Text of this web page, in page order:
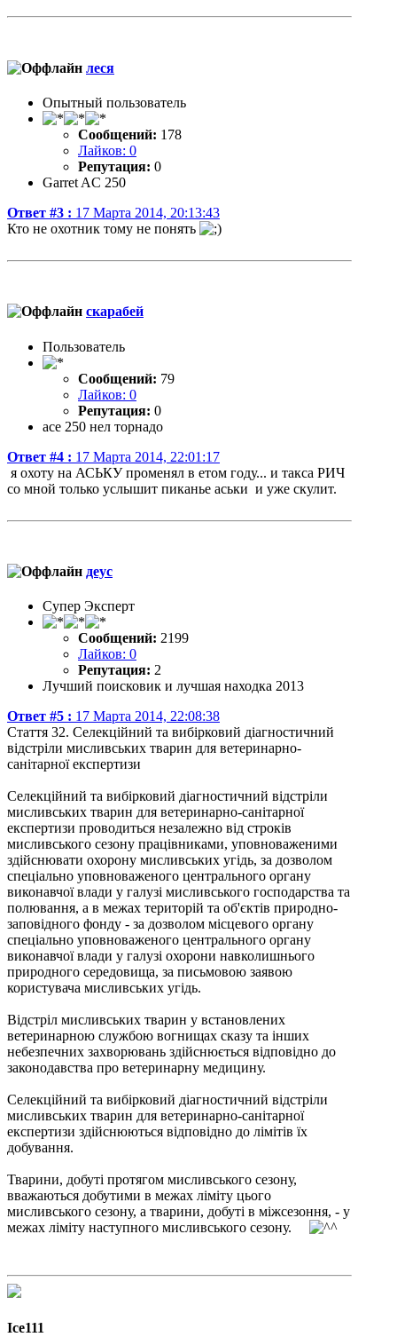
леся
Опытный пользователь
Сообщений: 178
Лайков: 0
Репутация: 0
Garret AC 250
Ответ #3 : 17 Марта 2014, 20:13:43
Кто не охотник тому не понять
скарабей
Пользователь
Сообщений: 79
Лайков: 0
Репутация: 0
асе 250 нел торнадо
Ответ #4 : 17 Марта 2014, 22:01:17
я охоту на АСЬКУ променял в етом году... и такса РИЧ
со мной только услышит пиканье аськи и уже скулит.
деус
Супер Эксперт
Сообщений: 2199
Лайков: 0
Репутация: 2
Лучший поисковик и лучшая находка 2013
Ответ #5 : 17 Марта 2014, 22:08:38
Стаття 32. Селекційний та вибірковий діагностичний
відстріли мисливських тварин для ветеринарно-
санітарної експертизи
Селекційний та вибірковий діагностичний відстріли
мисливських тварин для ветеринарно-санітарної
експертизи проводиться незалежно від строків
мисливського сезону працівниками, уповноваженими
здійснювати охорону мисливських угідь, за дозволом
спеціально уповноваженого центрального органу
виконавчої влади у галузі мисливського господарства та
полювання, а в межах територій та об'єктів природно-
заповідного фонду - за дозволом місцевого органу
спеціально уповноваженого центрального органу
виконавчої влади у галузі охорони навколишнього
природного середовища, за письмовою заявою
користувача мисливських угідь.
Відстріл мисливських тварин у встановлених
ветеринарною службою вогнищах сказу та інших
небезпечних захворювань здійснюється відповідно до
законодавства про ветеринарну медицину.
Селекційний та вибірковий діагностичний відстріли
мисливських тварин для ветеринарно-санітарної
експертизи здійснюються відповідно до лімітів їх
добування.
Тварини, добуті протягом мисливського сезону,
вважаються добутими в межах ліміту цього
мисливського сезону, а тварини, добуті в міжсезоння, - у
межах ліміту наступного мисливського сезону.
Ice111